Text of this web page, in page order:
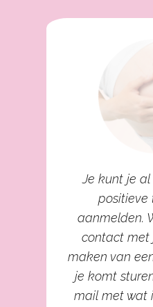
Je kunt je
positieve
aanmelden.
contact met
maken van
je komt
mail met wat